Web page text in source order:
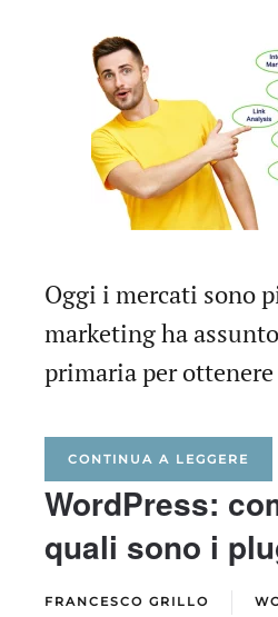
Oggi i mercati sono
marketing ha
primaria per
CONTINUA A LEGGERE
WordPress:
quali sono i
FRANCESCO GRILLO